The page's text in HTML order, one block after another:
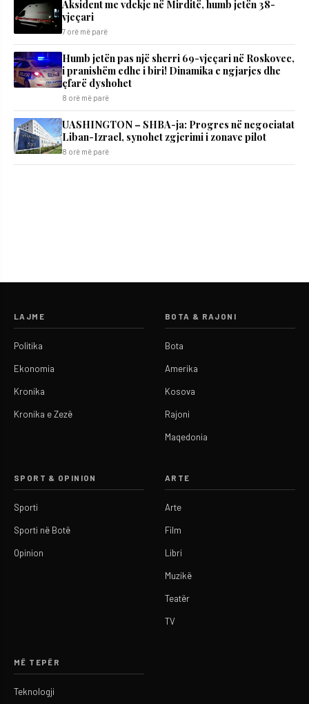
Aksident me vdekje në Mirditë, humb jetën 38-
vjeçari
7 orë më parë
Humb jetën pas një sherri 69-vjeçari në Roskovec,
i pranishëm edhe i biri! Dinamika e ngjarjes dhe
çfarë dyshohet
8 orë më parë
UASHINGTON – SHBA-ja: Progres në negociatat
Liban-Izrael, synohet zgjerimi i zonave pilot
8 orë më parë
LAJME
Politika
Ekonomia
Kronika
Kronika e Zezë
BOTA & RAJONI
Bota
Amerika
Kosova
Rajoni
Maqedonia
SPORT & OPINION
Sporti
Sporti në Botë
Opinion
ARTE
Arte
Film
Libri
Muzikë
Teatër
TV
MË TEPËR
Teknologji